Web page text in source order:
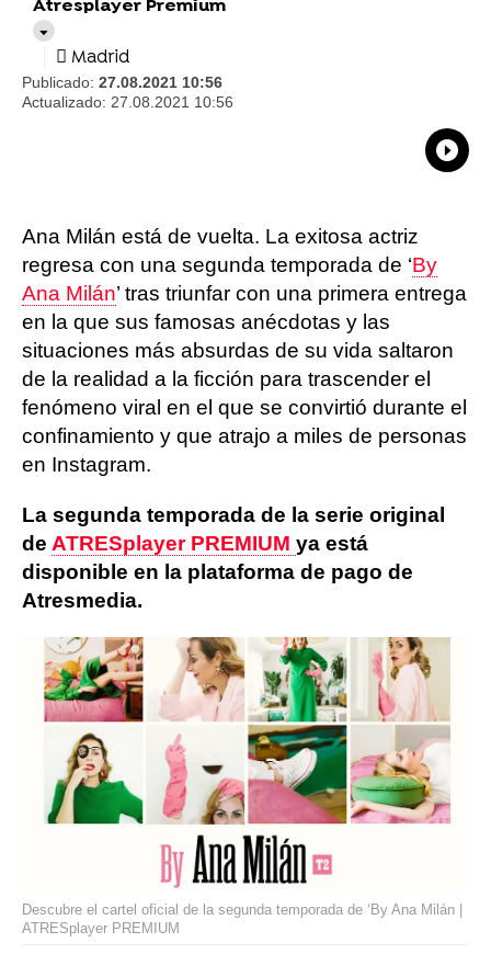
Atresplayer Premium
Madrid
Publicado: 27.08.2021 10:56
Actualizado: 27.08.2021 10:56
Ana Milán está de vuelta. La exitosa actriz
regresa con una segunda temporada de ‘By
Ana Milán’ tras triunfar con una primera entrega
en la que sus famosas anécdotas y las
situaciones más absurdas de su vida saltaron
de la realidad a la ficción para trascender el
fenómeno viral en el que se convirtió durante el
confinamiento y que atrajo a miles de personas
en Instagram.
La segunda temporada de la serie original
de ATRESplayer PREMIUM ya está
disponible en la plataforma de pago de
Atresmedia.
Descubre el cartel oficial de la segunda temporada de ‘By Ana Milán |
ATRESplayer PREMIUM